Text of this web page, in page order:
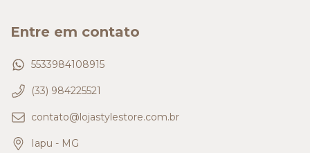
Entre em contato
5533984108915
(33) 984225521
contato@lojastylestore.com.br
Iapu - MG